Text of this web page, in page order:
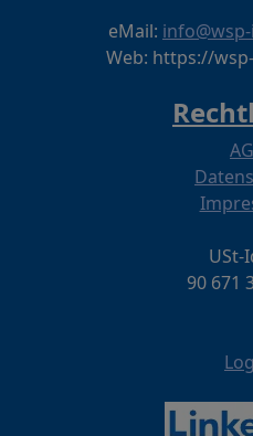
eMail:
Web: https://
USt-
90 671